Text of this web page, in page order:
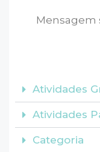
Mensagem
Atividades
Atividades
Categoria